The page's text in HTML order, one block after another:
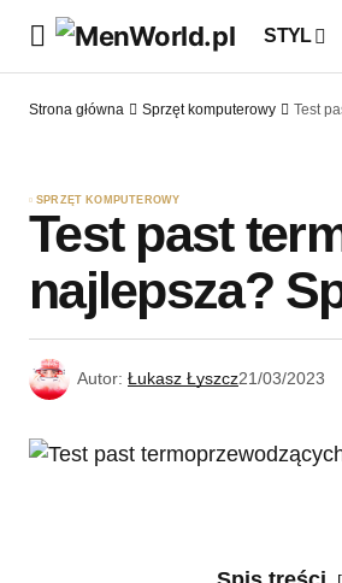
STYL
Strona główna Sprzęt komputerowy Test
SPRZĘT KOMPUTEROWY
Test past
najlepsza?
Autor: Łukasz Łyszcz21/03/2023